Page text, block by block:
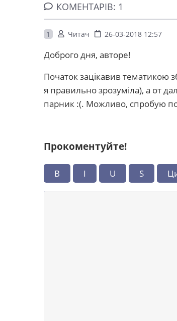
КОМЕНТАРІВ: 1
1 Читач 26-03-2018 12:57
Доброго дня, авторе!
Початок зацікавив тематикою
я правильно зрозуміла), а от
парник :(. Можливо, спробую
Прокоментуйте!
B I U S